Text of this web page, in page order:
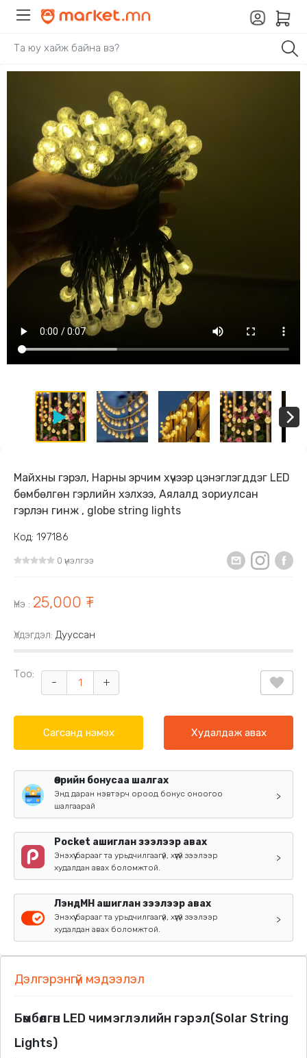
Майхны гэрэл, Нарны эрчим хүчээр цэнэглэгддэг LED
бөмбөлгөн гэрлийн хэлхээ, Аялалд зориулсан
гэрлэн гинж , globe string lights
Код: 197186
0 үнэлгээ
Үнэ : 25,000 ₮
Үлдэгдэл: Дууссан
Тоо:
- +
Сагсанд нэмэх Худалдаж авах
Өөрийн бонусаа шалгах
Энд даран нэвтэрч ороод бонус оноогоо
шалгаарай
>
Pocket ашиглан зээлээр авах
Энэхүү барааг та урьдчилгаагүй, хүүгүй зээлээр
худалдан авах боломжтой.
>
ЛэндМН ашиглан зээлээр авах
Энэхүү барааг та урьдчилгаагүй, хүүгүй зээлээр
худалдан авах боломжтой.
>
Дэлгэрэнгүй мэдээлэл
Бөмбөлгөн LED чимэглэлийн гэрэл(Solar String
Lights)